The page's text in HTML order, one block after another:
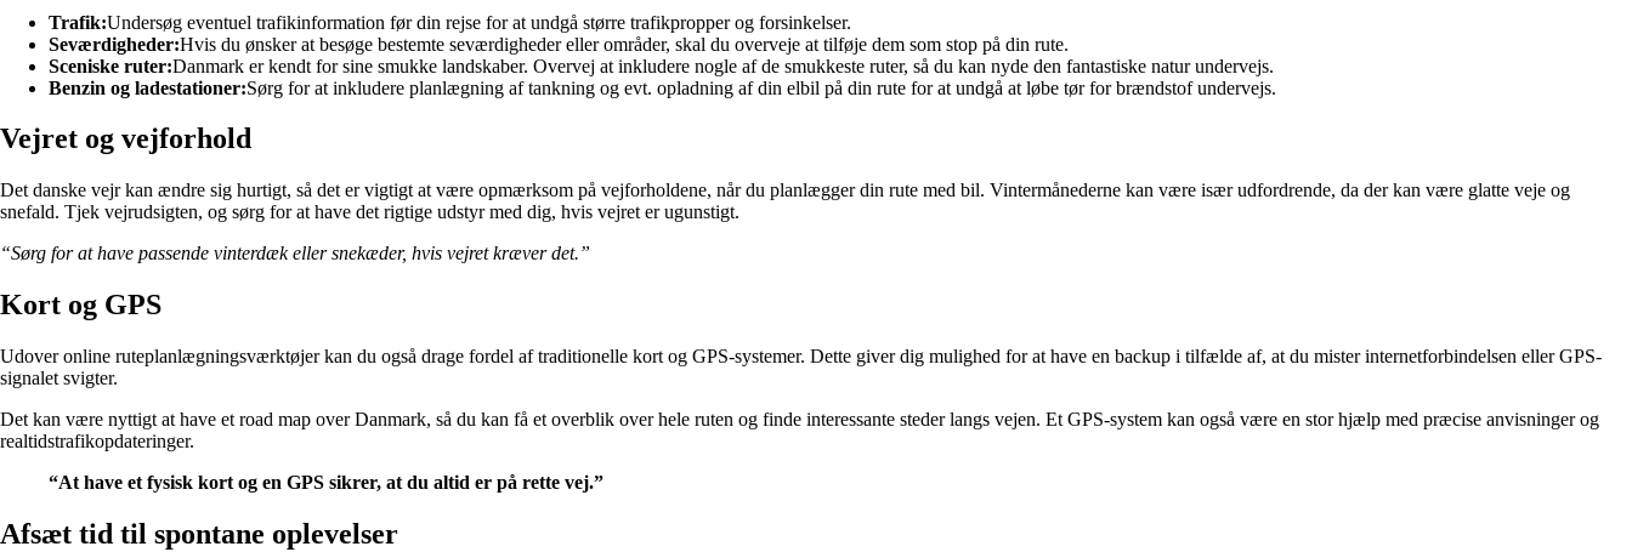
Trafik:Undersøg eventuel trafikinformation før din rejse for at undgå større trafikpropper og forsinkelser.
Seværdigheder:Hvis du ønsker at besøge bestemte seværdigheder eller områder, skal du overveje at tilføje dem som stop på din rute.
Sceniske ruter:Danmark er kendt for sine smukke landskaber. Overvej at inkludere nogle af de smukkeste ruter, så du kan nyde den fantastiske natur undervejs.
Benzin og ladestationer:Sørg for at inkludere planlægning af tankning og evt. opladning af din elbil på din rute for at undgå at løbe tør for brændstof undervejs.
Vejret og vejforhold
Det danske vejr kan ændre sig hurtigt, så det er vigtigt at være opmærksom på vejforholdene, når du planlægger din rute med bil. Vintermånederne kan være især udfordrende, da der kan være glatte veje og
snefald. Tjek vejrudsigten, og sørg for at have det rigtige udstyr med dig, hvis vejret er ugunstigt.
“Sørg for at have passende vinterdæk eller snekæder, hvis vejret kræver det.”
Kort og GPS
Udover online ruteplanlægningsværktøjer kan du også drage fordel af traditionelle kort og GPS-systemer. Dette giver dig mulighed for at have en backup i tilfælde af, at du mister internetforbindelsen eller GPS-
signalet svigter.
Det kan være nyttigt at have et road map over Danmark, så du kan få et overblik over hele ruten og finde interessante steder langs vejen. Et GPS-system kan også være en stor hjælp med præcise anvisninger og
realtidstrafikopdateringer.
“At have et fysisk kort og en GPS sikrer, at du altid er på rette vej.”
Afsæt tid til spontane oplevelser